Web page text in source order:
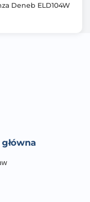
Deneb ELD104W